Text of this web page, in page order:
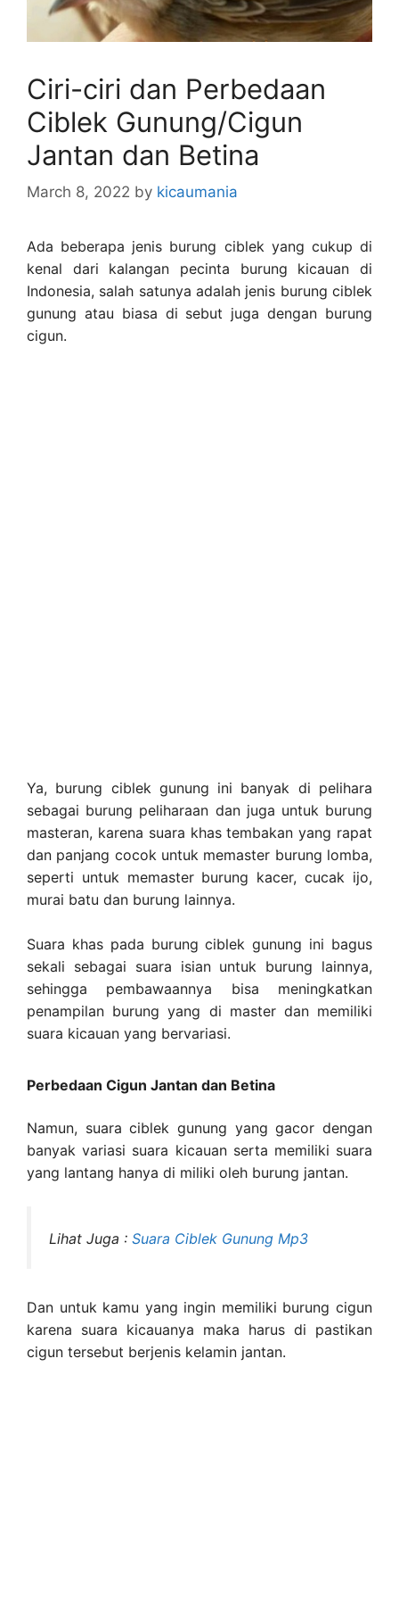
Ciri-ciri dan Perbedaan
Ciblek Gunung/Cigun
Jantan dan Betina
March 8, 2022 by kicaumania
Ada beberapa jenis burung ciblek yang cukup di
kenal dari kalangan pecinta burung kicauan di
Indonesia, salah satunya adalah jenis burung ciblek
gunung atau biasa di sebut juga dengan burung
cigun.
Ya, burung ciblek gunung ini banyak di pelihara
sebagai burung peliharaan dan juga untuk burung
masteran, karena suara khas tembakan yang rapat
dan panjang cocok untuk memaster burung lomba,
seperti untuk memaster burung kacer, cucak ijo,
murai batu dan burung lainnya.
Suara khas pada burung ciblek gunung ini bagus
sekali sebagai suara isian untuk burung lainnya,
sehingga pembawaannya bisa meningkatkan
penampilan burung yang di master dan memiliki
suara kicauan yang bervariasi.
Perbedaan Cigun Jantan dan Betina
Namun, suara ciblek gunung yang gacor dengan
banyak variasi suara kicauan serta memiliki suara
yang lantang hanya di miliki oleh burung jantan.
Lihat Juga : Suara Ciblek Gunung Mp3
Dan untuk kamu yang ingin memiliki burung cigun
karena suara kicauanya maka harus di pastikan
cigun tersebut berjenis kelamin jantan.